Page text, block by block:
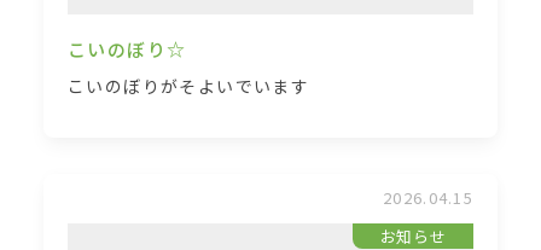
こいのぼり☆
こいのぼりがそよいでいます
2026.04.15
お知らせ